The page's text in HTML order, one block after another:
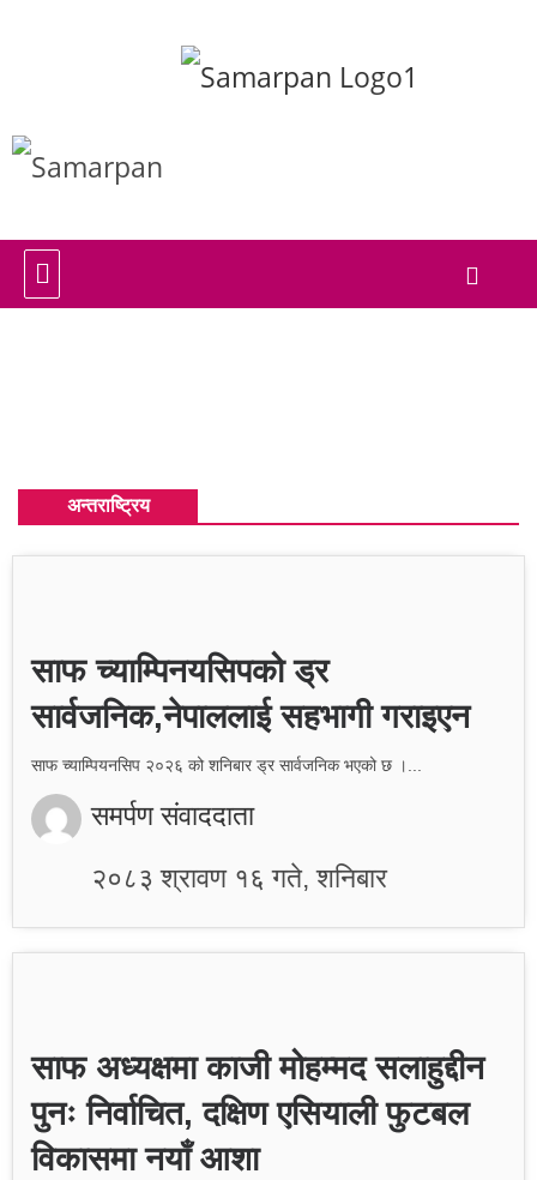
अन्तराष्ट्रिय
साफ च्याम्पिनयसिपको ड्र
सार्वजनिक,नेपाललाई सहभागी गराइएन
साफ च्याम्पियनसिप २०२६ को शनिबार ड्र सार्वजनिक भएको छ ।...
समर्पण संवाददाता
२०८३ श्रावण १६ गते, शनिबार
साफ अध्यक्षमा काजी मोहम्मद सलाहुद्दीन
पुनः निर्वाचित, दक्षिण एसियाली फुटबल
विकासमा नयाँ आशा